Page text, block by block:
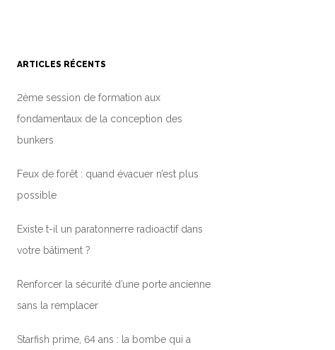
ARTICLES RÉCENTS
2ème session de formation aux
fondamentaux de la conception des
bunkers
Feux de forêt : quand évacuer n’est plus
possible
Existe t-il un paratonnerre radioactif dans
votre bâtiment ?
Renforcer la sécurité d’une porte ancienne
sans la remplacer
Starfish prime, 64 ans : la bombe qui a